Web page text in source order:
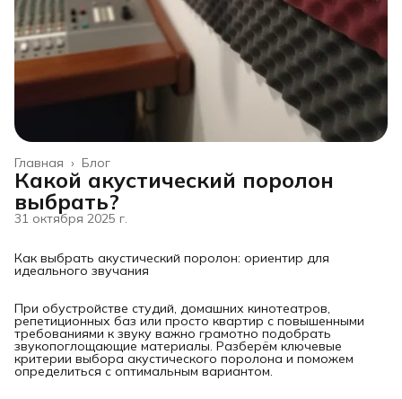
Блог
Главная ›
Какой акустический поролон
выбрать?
31 октября 2025 г.
Как выбрать акустический поролон: ориентир для
идеального звучания
При обустройстве студий, домашних кинотеатров,
репетиционных баз или просто квартир с повышенными
требованиями к звуку важно грамотно подобрать
звукопоглощающие материалы. Разберём ключевые
критерии выбора акустического поролона и поможем
определиться с оптимальным вариантом.